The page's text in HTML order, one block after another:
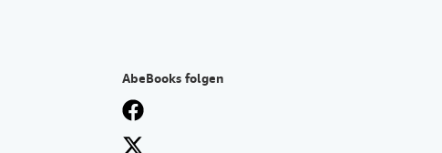
AbeBooks folgen